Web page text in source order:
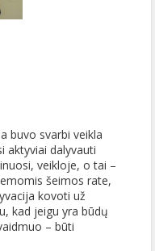
buvo svarbi veikla
aktyviai dalyvauti
veikloje, o tai –
šeimos rate,
kovoti už
kad jeigu yra būdų
– būti